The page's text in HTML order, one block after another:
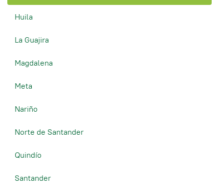
Huila
La Guajira
Magdalena
Meta
Nariño
Norte de Santander
Quindío
Santander